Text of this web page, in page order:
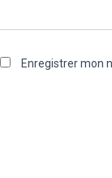
Enregistrer mon